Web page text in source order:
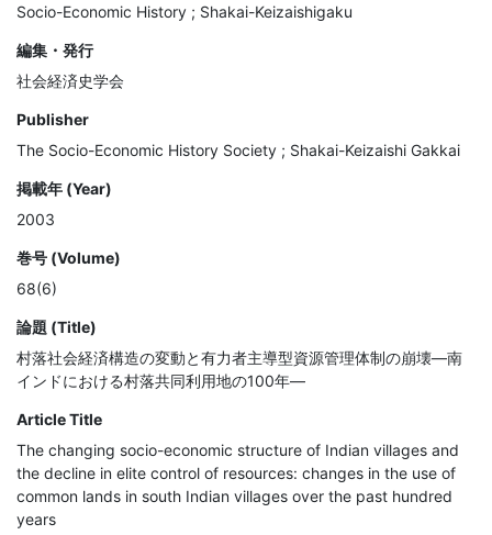
Socio-Economic History ; Shakai-Keizaishigaku
編集・発行
社会経済史学会
Publisher
The Socio-Economic History Society ; Shakai-Keizaishi Gakkai
掲載年 (Year)
2003
巻号 (Volume)
68(6)
論題 (Title)
村落社会経済構造の変動と有力者主導型資源管理体制の崩壊―南
インドにおける村落共同利用地の100年―
Article Title
The changing socio-economic structure of Indian villages and
the decline in elite control of resources: changes in the use of
common lands in south Indian villages over the past hundred
years